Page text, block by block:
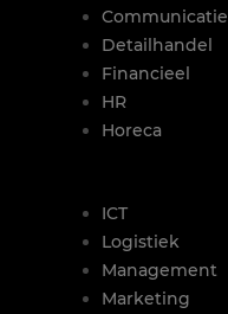
Communicatie
Detailhandel
Financieel
HR
Horeca
ICT
Logistiek
Management
Marketing